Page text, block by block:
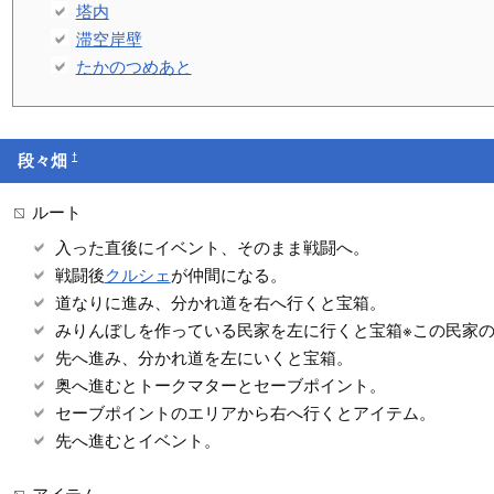
塔内
滞空岸壁
たかのつめあと
段々畑†
ルート
入った直後にイベント、そのまま戦闘へ。
戦闘後クルシェ が仲間になる。
道なりに進み、分かれ道を右へ行くと宝箱。
みりんぼしを作っている民家を左に行くと宝箱※この民家
先へ進み、分かれ道を左にいくと宝箱。
奥へ進むとトークマターとセーブポイント。
セーブポイントのエリアから右へ行くとアイテム。
先へ進むとイベント。